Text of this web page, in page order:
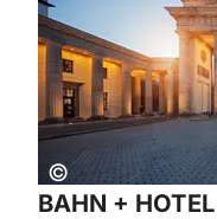
Copyright:
©
BAHN +